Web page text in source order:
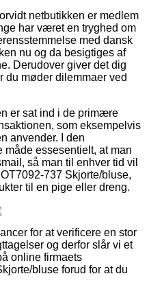
netbutikken er medlem
har været en tryghed om
med dansk
nu og da besigtiges af
Derudover giver det dig
du møder dilemmaer ved
er sat ind i de primære
som eksempelvis
anvender. I den
essesentielt, at man
så man til enhver tid vil
737 Skjorte/bluse,
til en pige eller dreng.
for at verificere en stor
og derfor slår vi et
online firmaets
bluse forud for at du